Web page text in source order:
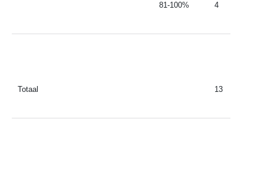
81-100% 4
Totaal 13